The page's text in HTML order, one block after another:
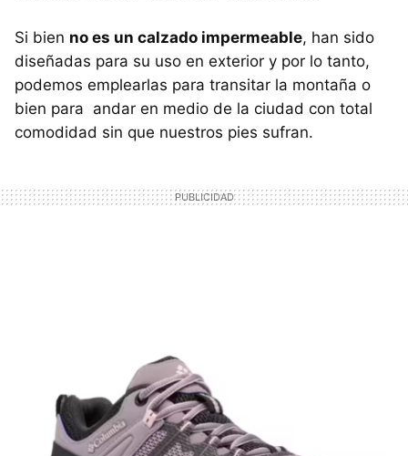
Si bien no es un calzado impermeable, han sido
diseñadas para su uso en exterior y por lo tanto,
podemos emplearlas para transitar la montaña o
bien para andar en medio de la ciudad con total
comodidad sin que nuestros pies sufran.